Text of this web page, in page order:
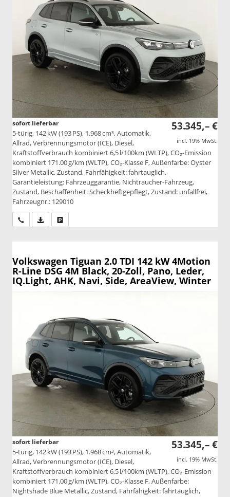
53.345,– €
incl. 19% MwSt.
sofort lieferbar
5-türig, 142 kW (193 PS), 1.968 cm³, Automatik,
Allrad, Verbrennungsmotor (ICE), Diesel,
Kraftstoffverbrauch kombiniert 6,5 l/100km (WLTP), CO₂-Emission
kombiniert 171.00 g/km (WLTP), CO₂-Klasse F, Außenfarbe: Oyster
Silver Metallic, Zustand, Fahrfähigkeit: fahrtauglich,
Garantieleistung: Fahrzeuggarantie, Nichtraucher-Fahrzeug,
Zustand, Beschaffenheit: Scheckheftgepflegt, Zustand: unfallfrei,
Fahrzeugnr.: 129010
Wir rufen Sie anPDF-Datei, Fahrzeugexposé drucken
Volkswagen Tiguan 2.0 TDI 142 kW 4Motion
R-Line DSG 4M Black, 20-Zoll, Pano, Leder,
IQ.Light, AHK, Navi, Side, AreaView, Winter
53.345,– €
incl. 19% MwSt.
sofort lieferbar
5-türig, 142 kW (193 PS), 1.968 cm³, Automatik,
Allrad, Verbrennungsmotor (ICE), Diesel,
Kraftstoffverbrauch kombiniert 6,5 l/100km (WLTP), CO₂-Emission
kombiniert 171.00 g/km (WLTP), CO₂-Klasse F, Außenfarbe:
Nightshade Blue Metallic, Zustand, Fahrfähigkeit: fahrtauglich,